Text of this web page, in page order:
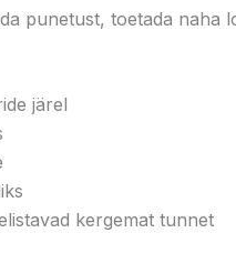
punetust, toetada naha
järel
kergemat tunnet